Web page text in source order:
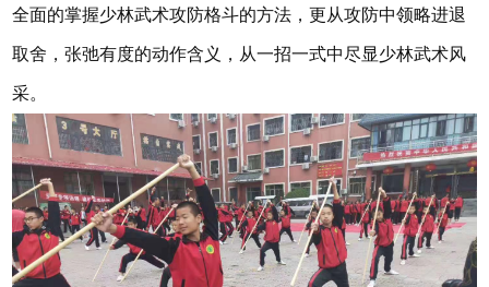
全面的掌握少林武术攻防格斗的方法，更从攻防中领略进退
取舍，张弛有度的动作含义，从一招一式中尽显少林武术风
采。